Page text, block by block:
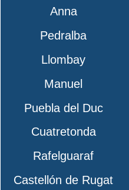
Anna
Pedralba
Llombay
Manuel
Puebla del Duc
Cuatretonda
Rafelguaraf
Castellón de Rugat